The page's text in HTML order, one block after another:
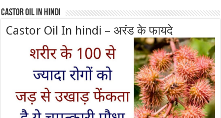
Castor Oil In Hindi
Castor Oil In hindi – अरंड के फायदे